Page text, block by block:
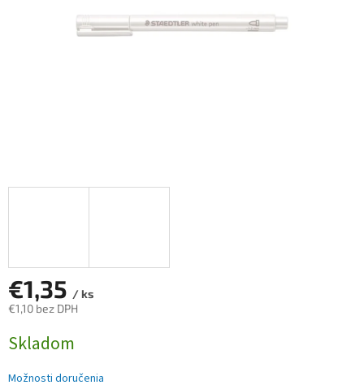
€1,35 / ks
€1,10 bez DPH
cena:
Skladom
Možnosti doručenia